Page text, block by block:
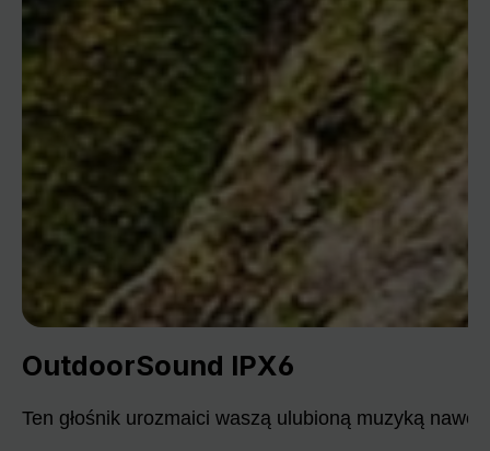
OutdoorSound IPX6
Ten głośnik urozmaici waszą ulubioną muzyką